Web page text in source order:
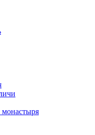
монастыря